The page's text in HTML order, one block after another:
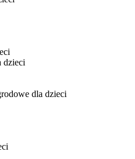
dzieci
dla dzieci